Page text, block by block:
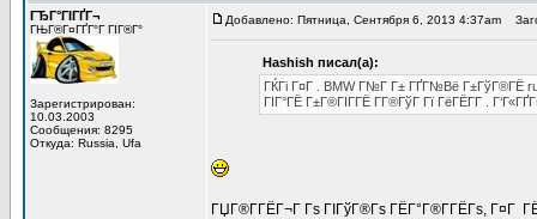
ГЂГ°ГІГҐГ¬
ГЊГ®Г¤ГҐГ°Г ГІГ®Г°
Зарегистрирован:
10.03.2003
Сообщения: 8295
Откуда: Russia, Ufa
Добавлено: Пятница, Сентября 6, 2013 4:37am
Hashish писал(а):
ГЌГі Г¤Г . BMW Г№Г Г± ГҐГ№Вё Г±ГўГ®ГЁ
ГІГ°ГЁ Г±Г®ГІГ­ГЁ Г­Г®ГўГ Гї ГёГЁГ­Г .
ГЏГ®Г­ГЁГ¬Г Гѕ ГІГўГ®Гѕ ГЁГ°Г®Г­ГЁГѕ, Г¤Г